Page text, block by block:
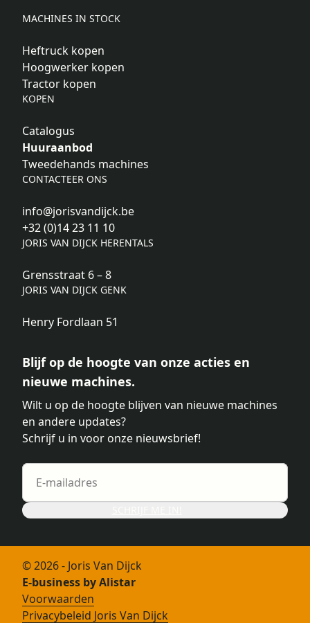
MACHINES IN STOCK
Heftruck kopen
Hoogwerker kopen
Tractor kopen
KOPEN
Catalogus
Huuraanbod
Tweedehands machines
CONTACTEER ONS
info@jorisvandijck.be
+32 (0)14 23 11 10
JORIS VAN DIJCK HERENTALS
Grensstraat 6 – 8
JORIS VAN DIJCK GENK
Henry Fordlaan 51
Blijf op de hoogte van onze acties en
nieuwe machines.
Wilt u op de hoogte blijven van nieuwe machines
en andere updates?
Schrijf u in voor onze nieuwsbrief!
© 2026 - Joris Van Dijck
E-business by Alistar
Voorwaarden
Privacybeleid Joris Van Dijck